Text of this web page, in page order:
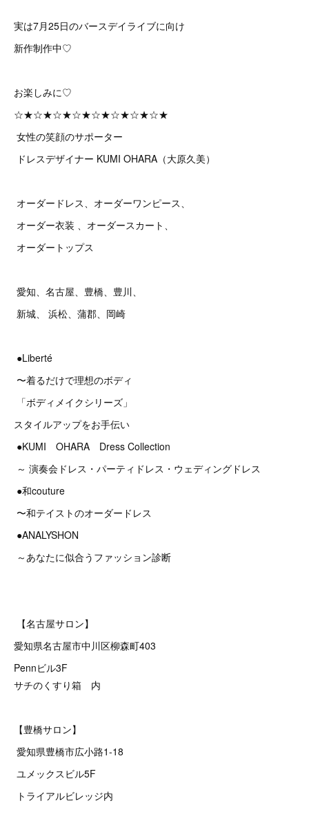
実は7月25日のバースデイライブに向け
新作制作中♡
お楽しみに♡
☆★☆★☆★☆★☆★☆★☆★☆★
女性の笑顔のサポーター
ドレスデザイナー KUMI OHARA（大原久美）
オーダードレス、オーダーワンピース、
オーダー衣装 、オーダースカート、
オーダートップス
愛知、名古屋、豊橋、豊川、
新城、 浜松、蒲郡、岡崎
●Liberté
〜着るだけで理想のボディ
「ボディメイクシリーズ」
スタイルアップをお手伝い
●KUMI OHARA Dress Collection
～ 演奏会ドレス・パーティドレス・ウェディングドレス
●和couture
〜和テイストのオーダードレス
●ANALYSHON
～あなたに似合うファッション診断
【名古屋サロン】
愛知県名古屋市中川区柳森町403
Pennビル3F
サチのくすり箱 内
【豊橋サロン】
愛知県豊橋市広小路1-18
ユメックスビル5F
トライアルビレッジ内